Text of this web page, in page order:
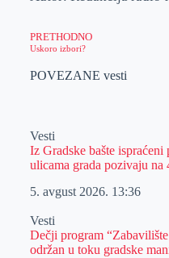
PRETHODNO
Uskoro izbori?
POVEZANE vesti
Vesti
Iz Gradske bašte
ulicama grada pozivaju na
5. avgust 2026. 13:36
Vesti
Dečji program
održan u toku gradske